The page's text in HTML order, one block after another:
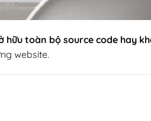
hữu toàn bộ source code hay
website.